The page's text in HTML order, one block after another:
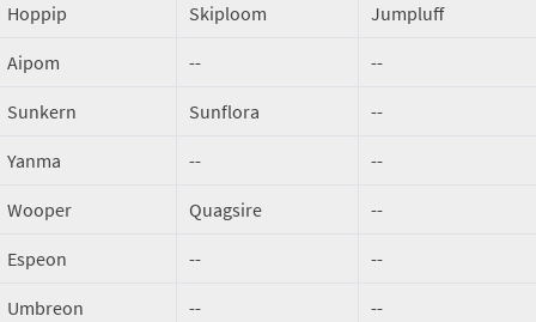
Hoppip Skiploom Jumpluff
Aipom -- --
Sunkern Sunflora --
Yanma -- --
Wooper Quagsire --
Espeon -- --
Umbreon -- --